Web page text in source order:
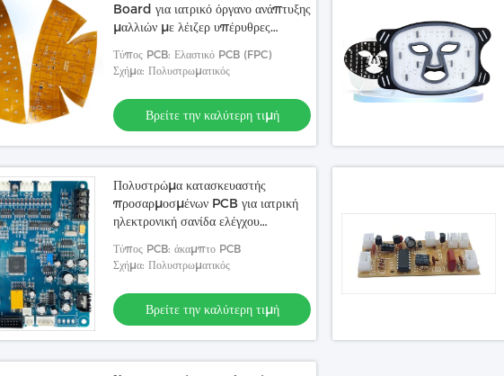
Board για ιατρικό όργανο ανάπτυξης
μαλλιών με λέιζερ υπέρυθρες
Τύπος PCB: Ελαστικό PCB (FPC)
Σχήμα: Πολυστρωματικός
Βρείτε την καλύτερη τιμή
Πολυστρώμα κατασκευαστής
προσαρμοσμένων PCB για ιατρική
ηλεκτρονική σανίδα ελέγχου
βαθμονόμηση μηδενικού
Τύπος PCB: άκαμπτο PCB
Σχήμα: Πολυστρωματικός
Βρείτε την καλύτερη τιμή